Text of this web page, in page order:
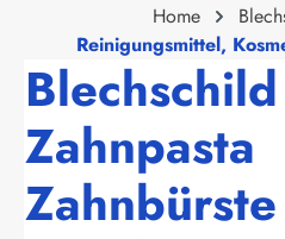
Home
Reinigungsmittel,
Zahnpasta
Zahnbürste